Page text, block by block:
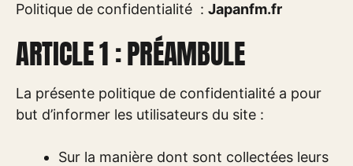
Politique de confidentialité : Japanfm.fr
ARTICLE 1 : PRÉAMBULE
La présente politique de confidentialité a pour
but d’informer les utilisateurs du site :
Sur la manière dont sont collectées leurs